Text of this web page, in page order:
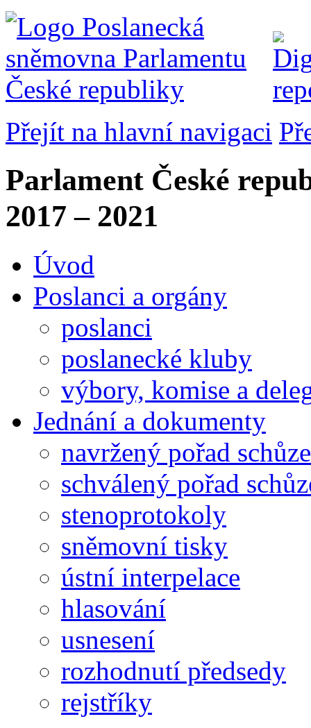
Přejít na hlavní navigaci
Parlament České
2017 – 2021
Úvod
Poslanci a orgány
poslanci
poslanecké kluby
výbory, komise a
Jednání a dokumenty
navržený pořad schůze
schválený pořad
stenoprotokoly
sněmovní tisky
ústní interpelace
hlasování
usnesení
rozhodnutí předsedy
rejstříky